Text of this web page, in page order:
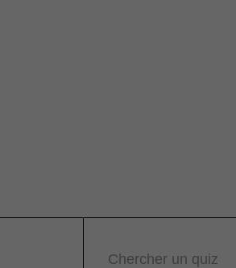
Chercher un quiz